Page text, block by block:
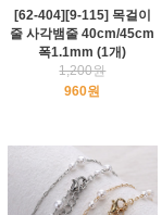
[62-404][9-115] 목걸이
줄 사각뱀줄 40cm/45cm
폭1.1mm (1개)
1,200원
960원